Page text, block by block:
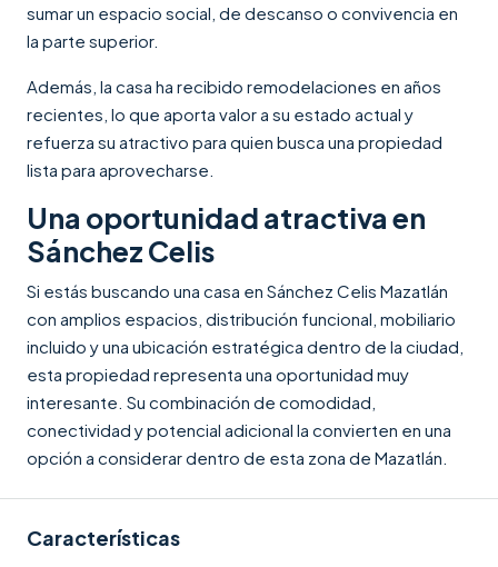
sumar un espacio social, de descanso o convivencia en
la parte superior.
Además, la casa ha recibido remodelaciones en años
recientes, lo que aporta valor a su estado actual y
refuerza su atractivo para quien busca una propiedad
lista para aprovecharse.
Una oportunidad atractiva en
Sánchez Celis
Si estás buscando una casa en Sánchez Celis Mazatlán
con amplios espacios, distribución funcional, mobiliario
incluido y una ubicación estratégica dentro de la ciudad,
esta propiedad representa una oportunidad muy
interesante. Su combinación de comodidad,
conectividad y potencial adicional la convierten en una
opción a considerar dentro de esta zona de Mazatlán.
Características